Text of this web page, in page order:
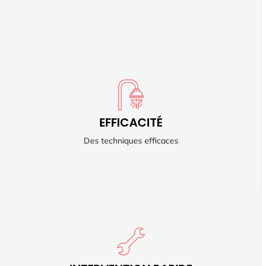
EFFICACITÉ
Des techniques efficaces
EFFICACITÉ
Retrouvez des canalisations fonctionnelles et propres.